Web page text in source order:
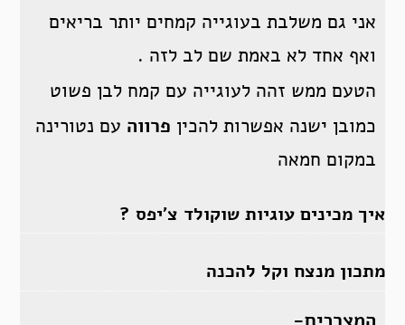
אני גם משלבת בעוגייה קמחים יותר בריאים
ואף אחד לא באמת שם לב לזה .
הטעם ממש זהה לעוגייה עם קמח לבן פשוט
כמובן ישנה אפשרות להכין פרווה עם נטורינה
במקום חמאה
איך מכינים עוגיות שוקולד צ’יפס ?
מתכון מנצח וקל להכנה